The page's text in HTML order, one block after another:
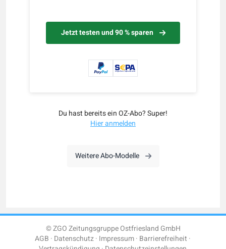
Jetzt testen und 90 % sparen
Du hast bereits ein OZ-Abo? Super!
Hier anmelden
Weitere Abo-Modelle
© ZGO Zeitungsgruppe Ostfriesland GmbH
AGB Datenschutz Impressum Barrierefreiheit